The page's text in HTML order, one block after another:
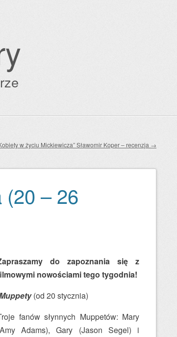
w życiu Mickiewicza” Sławomir Koper – recenzja →
(20 – 26
do zapoznania się z
nowościami tego tygodnia!
(od 20 stycznia)
fanów słynnych Muppetów: Mary
Adams), Gary (Jason Segel) i